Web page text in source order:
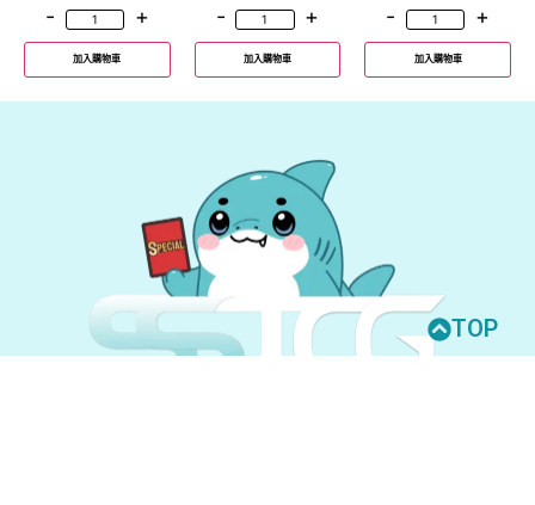
-
+
加入購物車
-
+
加入購物車
-
+
加入購物車
TOP